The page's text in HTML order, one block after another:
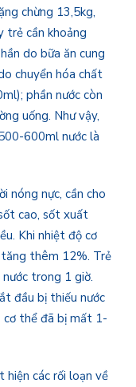
chừng 13,5kg,
trẻ cần khoảng
do bữa ăn cung
chuyển hóa chất
phần nước còn
uống. Như vậy,
600ml nước là
nóng nực, cần cho
cao, sốt xuất
Khi nhiệt độ cơ
thêm 12%. Trẻ
trong 1 giờ.
đầu bị thiếu nước
cơ thể đã bị mất 1-
các rối loạn về